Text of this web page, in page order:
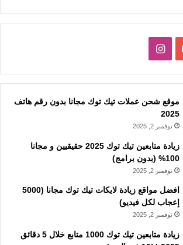
يوتيوبانستقرام
موقع شحن عملات تيك توك مجانا بدون رقم هاتف
2025
نوفمبر 2, 2025
زيادة متابعين تيك توك 2025 حقيقيين و مجانا
100% (بدون برامج)
نوفمبر 2, 2025
افضل مواقع زيادة لايكات تيك توك مجانا (5000
إعجاب لكل فيديو)
نوفمبر 2, 2025
زيادة متابعين تيك توك 1000 متابع خلال 5 دقائق